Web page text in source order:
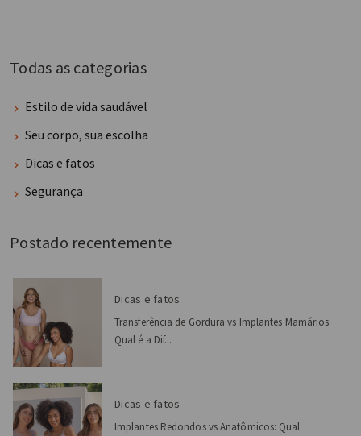
Todas as categorias
Estilo de vida saudável
Seu corpo, sua escolha
Dicas e fatos
Segurança
Postado recentemente
Dicas e fatos
Transferência de Gordura vs Implantes Mamários:
Qual é a Dif...
Dicas e fatos
Implantes Redondos vs Anatômicos: Qual